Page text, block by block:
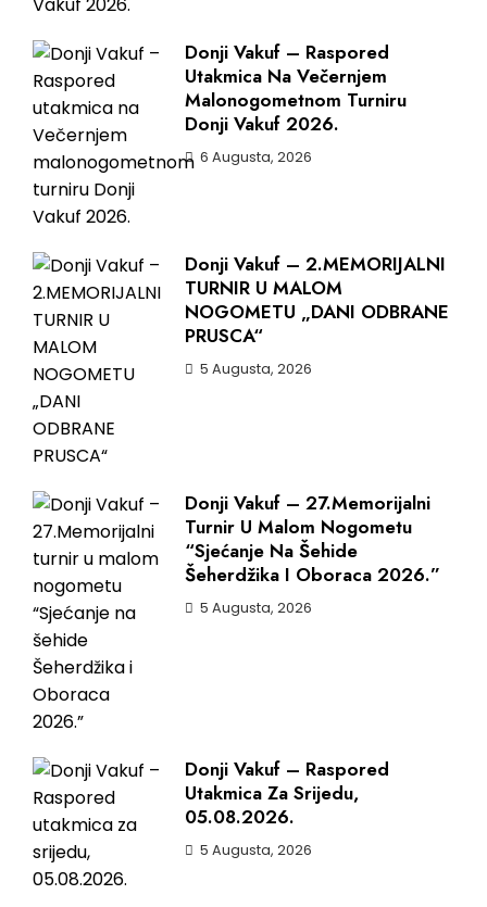
Donji Vakuf – Raspored
Utakmica Na Večernjem
Malonogometnom Turniru
Donji Vakuf 2026.
6 Augusta, 2026
Donji Vakuf – 2.MEMORIJALNI
TURNIR U MALOM
NOGOMETU „DANI ODBRANE
PRUSCA“
5 Augusta, 2026
Donji Vakuf – 27.Memorijalni
Turnir U Malom Nogometu
“Sjećanje Na Šehide
Šeherdžika I Oboraca 2026.”
5 Augusta, 2026
Donji Vakuf – Raspored
Utakmica Za Srijedu,
05.08.2026.
5 Augusta, 2026